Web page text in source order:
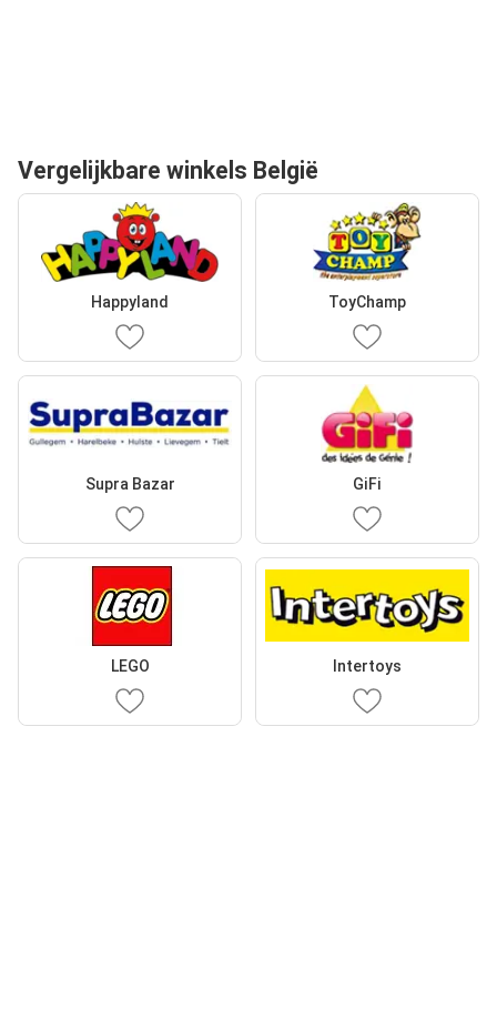
Vergelijkbare winkels België
Happyland ToyChamp
Supra Bazar GiFi
LEGO Intertoys